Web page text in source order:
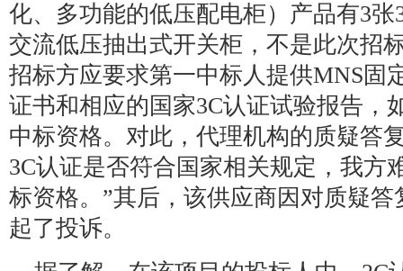
化、多功能的低压配电柜）产品有3
交流低压抽出式开关柜，不是此次招
招标方应要求第一中标人提供MNS固
证书和相应的国家3C认证试验报告，
中标资格。对此，代理机构的质疑答
3C认证是否符合国家相关规定，我方
标资格。”其后，该供应商因对质疑
起了投诉。